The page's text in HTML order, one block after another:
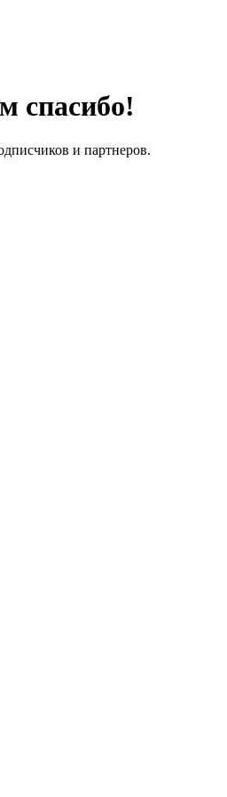
спасибо!
и партнеров.